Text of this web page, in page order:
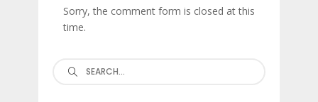
Sorry, the comment form is closed at this
time.
Search